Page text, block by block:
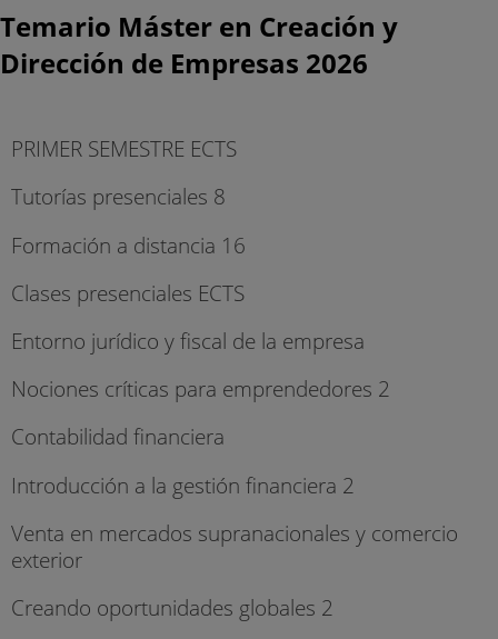
Temario Máster en Creación y
Dirección de Empresas 2026
PRIMER SEMESTRE ECTS
Tutorías presenciales 8
Formación a distancia 16
Clases presenciales ECTS
Entorno jurídico y fiscal de la empresa
Nociones críticas para emprendedores 2
Contabilidad financiera
Introducción a la gestión financiera 2
Venta en mercados supranacionales y comercio
exterior
Creando oportunidades globales 2